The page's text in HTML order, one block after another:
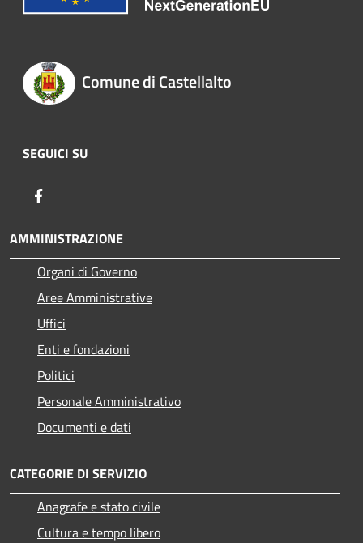
Comune di Castellalto
SEGUICI SU
AMMINISTRAZIONE
Organi di Governo
Aree Amministrative
Uffici
Enti e fondazioni
Politici
Personale Amministrativo
Documenti e dati
CATEGORIE DI SERVIZIO
Anagrafe e stato civile
Cultura e tempo libero